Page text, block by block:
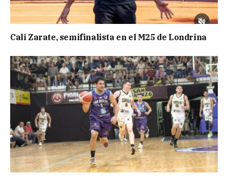
Cali Zarate, semifinalista en el M25 de Londrina